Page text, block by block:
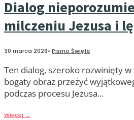
Dialog
milczeniu Jezusa i
30 marca 2026• Pismo Święte
Ten dialog, szeroko rozwinięty w
bogaty obraz przeżyć
podczas procesu Jezusa...
Więcej →